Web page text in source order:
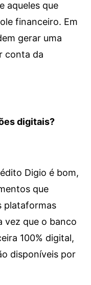
aqueles que
financeiro. Em
gerar uma
conta da
digitais?
Digio é bom,
que
plataformas
vez que o banco
100% digital,
disponíveis por